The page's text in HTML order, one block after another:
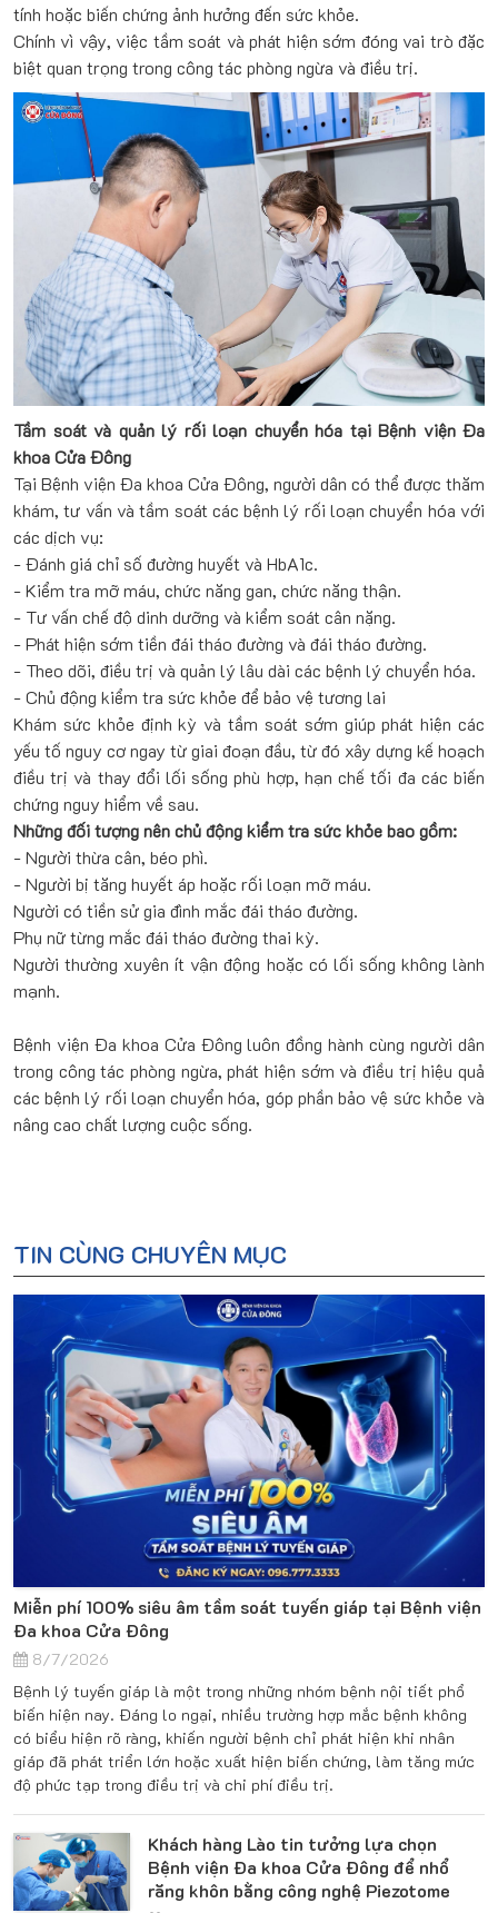
tính hoặc biến chứng ảnh hưởng đến sức khỏe.
Chính vì vậy, việc tầm soát và phát hiện sớm đóng vai trò đặc
biệt quan trọng trong công tác phòng ngừa và điều trị.
Tầm soát và quản lý rối loạn chuyển hóa tại Bệnh viện Đa
khoa Cửa Đông
Tại Bệnh viện Đa khoa Cửa Đông, người dân có thể được thăm
khám, tư vấn và tầm soát các bệnh lý rối loạn chuyển hóa với
các dịch vụ:
- Đánh giá chỉ số đường huyết và HbA1c.
- Kiểm tra mỡ máu, chức năng gan, chức năng thận.
- Tư vấn chế độ dinh dưỡng và kiểm soát cân nặng.
- Phát hiện sớm tiền đái tháo đường và đái tháo đường.
- Theo dõi, điều trị và quản lý lâu dài các bệnh lý chuyển hóa.
- Chủ động kiểm tra sức khỏe để bảo vệ tương lai
Khám sức khỏe định kỳ và tầm soát sớm giúp phát hiện các
yếu tố nguy cơ ngay từ giai đoạn đầu, từ đó xây dựng kế hoạch
điều trị và thay đổi lối sống phù hợp, hạn chế tối đa các biến
chứng nguy hiểm về sau.
Những đối tượng nên chủ động kiểm tra sức khỏe bao gồm:
- Người thừa cân, béo phì.
- Người bị tăng huyết áp hoặc rối loạn mỡ máu.
Người có tiền sử gia đình mắc đái tháo đường.
Phụ nữ từng mắc đái tháo đường thai kỳ.
Người thường xuyên ít vận động hoặc có lối sống không lành
mạnh.
Bệnh viện Đa khoa Cửa Đông luôn đồng hành cùng người dân
trong công tác phòng ngừa, phát hiện sớm và điều trị hiệu quả
các bệnh lý rối loạn chuyển hóa, góp phần bảo vệ sức khỏe và
nâng cao chất lượng cuộc sống.
TIN CÙNG CHUYÊN MỤC
Miễn phí 100% siêu âm tầm soát tuyến giáp tại Bệnh viện
Đa khoa Cửa Đông
8/7/2026
Bệnh lý tuyến giáp là một trong những nhóm bệnh nội tiết phổ
biến hiện nay. Đáng lo ngại, nhiều trường hợp mắc bệnh không
có biểu hiện rõ ràng, khiến người bệnh chỉ phát hiện khi nhân
giáp đã phát triển lớn hoặc xuất hiện biến chứng, làm tăng mức
độ phức tạp trong điều trị và chi phí điều trị.
Khách hàng Lào tin tưởng lựa chọn
Bệnh viện Đa khoa Cửa Đông để nhổ
răng khôn bằng công nghệ Piezotome